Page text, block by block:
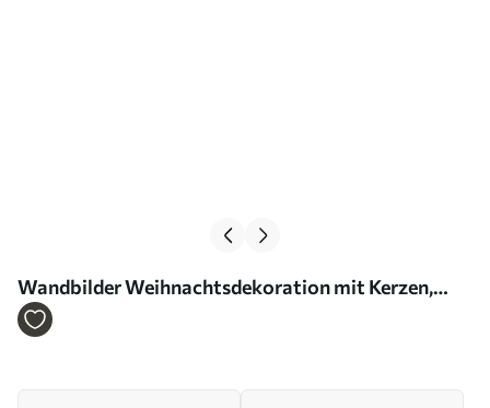
Wandbilder Weihnachtsdekoration mit Kerzen,
Tannenbaum, Zapfen und Orangen, Aquarellstil